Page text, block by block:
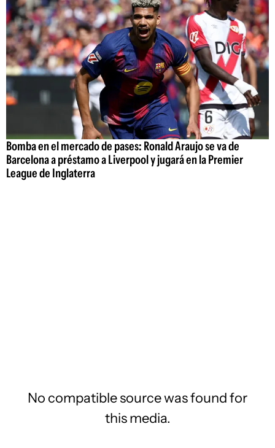
Bomba en el mercado de pases: Ronald Araujo se va de
Barcelona a préstamo a Liverpool y jugará en la Premier
League de Inglaterra
No compatible source was found for
this media.